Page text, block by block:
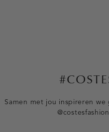
Samen met jou inspireren